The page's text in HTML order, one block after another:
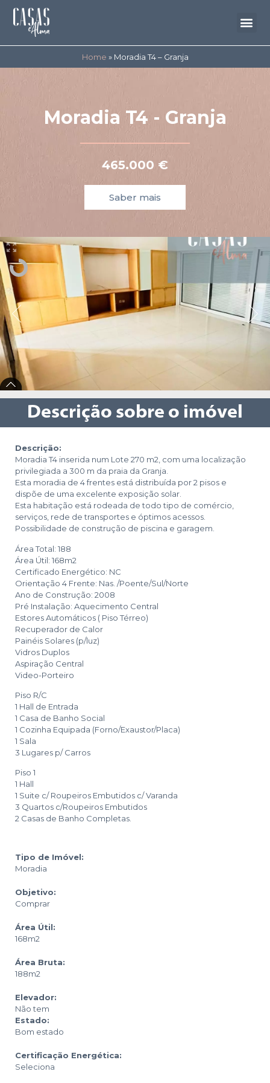
Home » Moradia T4 – Granja
Moradia T4 - Granja
465.000 €
Saber mais
Descrição sobre o imóvel
Descrição:
Moradia T4 inserida num Lote 270 m2, com uma localização
privilegiada a 300 m da praia da Granja.
Esta moradia de 4 frentes está distribuída por 2 pisos e
dispõe de uma excelente exposição solar.
Esta habitação está rodeada de todo tipo de comércio,
serviços, rede de transportes e óptimos acessos.
Possibilidade de construção de piscina e garagem.
Área Total: 188
Área Útil: 168m2
Certificado Energético: NC
Orientação 4 Frente: Nas. /Poente/Sul/Norte
Ano de Construção: 2008
Pré Instalação: Aquecimento Central
Estores Automáticos ( Piso Térreo)
Recuperador de Calor
Painéis Solares (p/luz)
Vidros Duplos
Aspiração Central
Video-Porteiro
Piso R/C
1 Hall de Entrada
1 Casa de Banho Social
1 Cozinha Equipada (Forno/Exaustor/Placa)
1 Sala
3 Lugares p/ Carros
Piso 1
1 Hall
1 Suite c/ Roupeiros Embutidos c/ Varanda
3 Quartos c/Roupeiros Embutidos
2 Casas de Banho Completas.
Tipo de Imóvel:
Moradia
Objetivo:
Comprar
Área Útil:
168m2
Área Bruta:
188m2
Elevador:
Não tem
Estado:
Bom estado
Certificação Energética:
Seleciona